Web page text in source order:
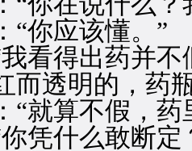
应该懂。”
得出药并不
透明的，药瓶
算不假，药
什么敢断定